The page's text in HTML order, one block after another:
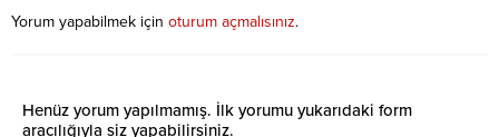
Yorum yapabilmek için oturum açmalısınız.
Henüz yorum yapılmamış. İlk yorumu yukarıdaki form
aracılığıyla siz yapabilirsiniz.